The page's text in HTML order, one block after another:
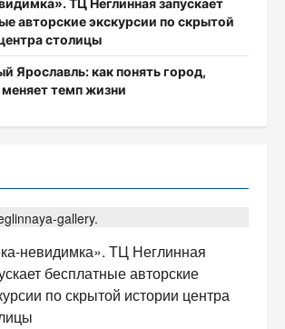
ТЦ Неглинная запускает
авторские экскурсии по скрытой
столицы
Ярославль: как понять город,
темп жизни
невидимка». ТЦ Неглинная
бесплатные авторские
по скрытой истории центра